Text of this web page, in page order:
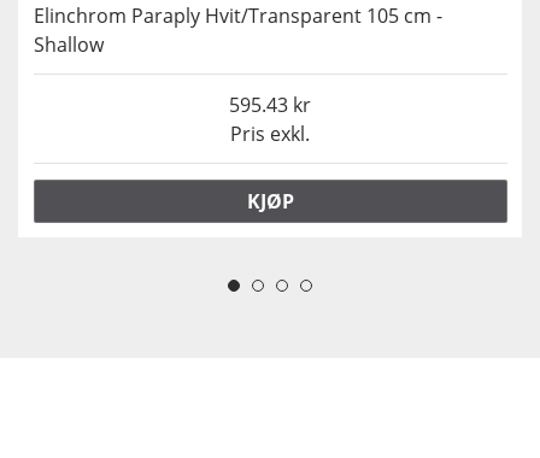
Elinchrom Paraply Hvit/Transparent 105 cm -
Shallow
Pris exkl.
595.43
KJØP